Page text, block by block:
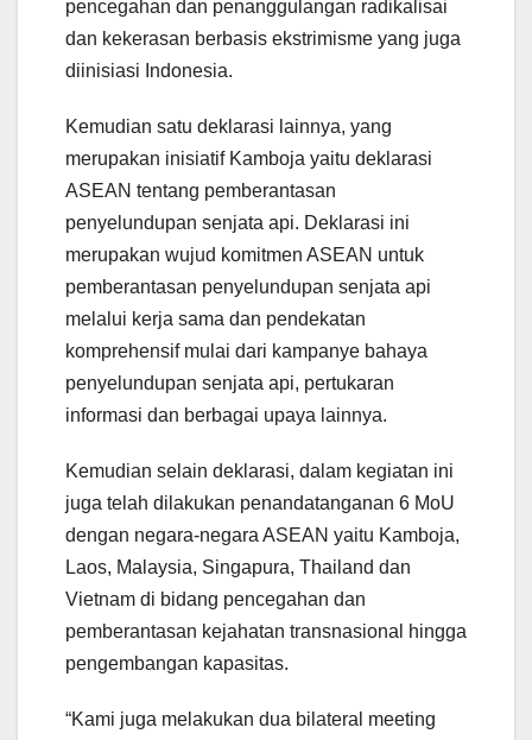
pencegahan dan penanggulangan radikalisai
dan kekerasan berbasis ekstrimisme yang juga
diinisiasi Indonesia.
Kemudian satu deklarasi lainnya, yang
merupakan inisiatif Kamboja yaitu deklarasi
ASEAN tentang pemberantasan
penyelundupan senjata api. Deklarasi ini
merupakan wujud komitmen ASEAN untuk
pemberantasan penyelundupan senjata api
melalui kerja sama dan pendekatan
komprehensif mulai dari kampanye bahaya
penyelundupan senjata api, pertukaran
informasi dan berbagai upaya lainnya.
Kemudian selain deklarasi, dalam kegiatan ini
juga telah dilakukan penandatanganan 6 MoU
dengan negara-negara ASEAN yaitu Kamboja,
Laos, Malaysia, Singapura, Thailand dan
Vietnam di bidang pencegahan dan
pemberantasan kejahatan transnasional hingga
pengembangan kapasitas.
“Kami juga melakukan dua bilateral meeting